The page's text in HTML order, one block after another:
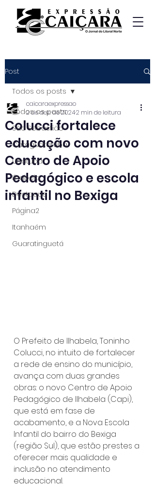
Post
Todos os posts
São Sebastião
Caraguatatuba
Ubatuba
Ilhabela
Destaque
Página2
Itanhaém
Guaratinguetá
Todos os posts
Colucci fortalece
educação com novo
Centro de Apoio
Pedagógico e escola
infantil no Bexiga
caicaraexpressao
2 de dez. de 20242 min de leitura
O Prefeito de Ilhabela, Toninho
Colucci, no intuito de fortalecer
a rede de ensino do município,
avança com duas grandes
obras: o novo Centro de Apoio
Pedagógico de Ilhabela (Capi),
que está em fase de
acabamento, e a Nova Escola
Infantil do bairro do Bexiga
(região Sul), que estão prestes a
oferecer mais qualidade e
inclusão no atendimento
educacional.